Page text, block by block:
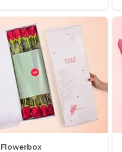
Flowerbox